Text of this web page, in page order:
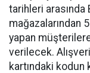
tarihleri
mağazalarından
yapan
verilecek.
kartındaki